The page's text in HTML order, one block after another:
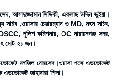
আসাদুজ্জামান সিদ্দিকী, একলাছ উদ্দিন ভুইয়া।
সচিব ,ওয়াসার চেয়ারম্যান ও MD, মৎস সচিব,
পুলিশ কমিশনার, OC নারায়নগঞ্জ সদর,
মোট ২১ জন।
মনজিল মোরসেদ।ওয়াসা পক্ষে এডভোকেট
এডভোকেট জাহানারা শিলা।